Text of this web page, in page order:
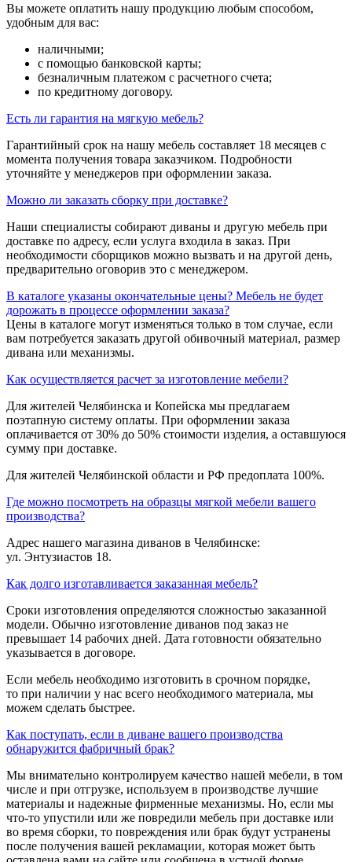
Вы можете оплатить нашу продукцию любым способом,
удобным для вас:
наличными;
с помощью банковской карты;
безналичным платежом с расчетного счета;
по кредитному договору.
Есть ли гарантия на мягкую мебель?
Гарантийный срок на нашу мебель составляет 18 месяцев с
момента получения товара заказчиком. Подробности
уточняйте у менеджеров при оформлении заказа.
Можно ли заказать сборку при доставке?
Наши специалисты собирают диваны и другую мебель при
доставке по адресу, если услуга входила в заказ. При
необходимости сборщиков можно вызвать и на другой день,
предварительно оговорив это с менеджером.
В каталоге указаны окончательные цены? Мебель не будет
дорожать в процессе оформлении заказа?
Цены в каталоге могут изменяться только в том случае, если
вам потребуется заказать другой обивочный материал, размер
дивана или механизмы.
Как осуществляется расчет за изготовление мебели?
Для жителей Челябинска и Копейска мы предлагаем
поэтапную систему оплаты. При оформлении заказа
оплачивается от 30% до 50% стоимости изделия, а оставшуюся
сумму при доставке.
Для жителей Челябинской области и РФ предоплата 100%.
Где можно посмотреть на образцы мягкой мебели вашего
производства?
Адрес нашего магазина диванов в Челябинске:
ул. Энтузиастов 18.
Как долго изготавливается заказанная мебель?
Сроки изготовления определяются сложностью заказанной
модели. Обычно изготовление диванов под заказ не
превышает 14 рабочих дней. Дата готовности обязательно
указывается в договоре.
Если мебель необходимо изготовить в срочном порядке,
то при наличии у нас всего необходимого материала, мы
можем сделать быстрее.
Как поступать, если в диване вашего производства
обнаружится фабричный брак?
Мы внимательно контролируем качество нашей мебели, в том
числе и при отгрузке, используем в производстве лучшие
материалы и надежные фирменные механизмы. Но, если мы
что-то упустили или же повредили мебель при доставке или
во время сборки, то повреждения или брак будут устранены
после получения вашей рекламации, которая может быть